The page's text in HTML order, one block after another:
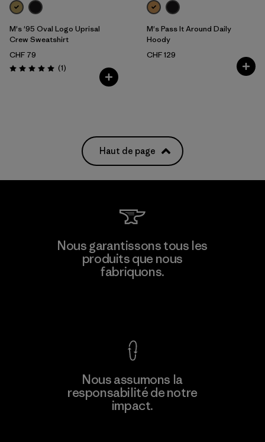
M's '95 Oval Logo Uprisal
Crew Sweatshirt
CHF 79
Évaluation: 5.0 / 5
(1Avis
)
M's Pass It Around Daily
Hoody
CHF 129
Haut de page
Nous garantissons tous les
produits que nous
fabriquons.
Nous assumons la
responsabilité de notre
impact.